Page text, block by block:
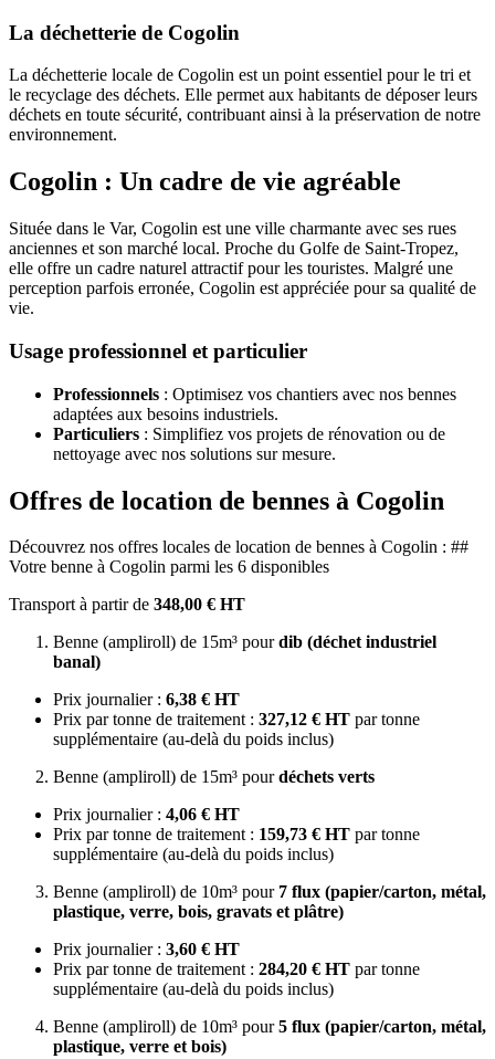
La déchetterie de Cogolin
La déchetterie locale de Cogolin est un point essentiel pour le tri et
le recyclage des déchets. Elle permet aux habitants de déposer leurs
déchets en toute sécurité, contribuant ainsi à la préservation de notre
environnement.
Cogolin : Un cadre de vie agréable
Située dans le Var, Cogolin est une ville charmante avec ses rues
anciennes et son marché local. Proche du Golfe de Saint-Tropez,
elle offre un cadre naturel attractif pour les touristes. Malgré une
perception parfois erronée, Cogolin est appréciée pour sa qualité de
vie.
Usage professionnel et particulier
Professionnels : Optimisez vos chantiers avec nos bennes
adaptées aux besoins industriels.
Particuliers : Simplifiez vos projets de rénovation ou de
nettoyage avec nos solutions sur mesure.
Offres de location de bennes à Cogolin
Découvrez nos offres locales de location de bennes à Cogolin : ##
Votre benne à Cogolin parmi les 6 disponibles
Transport à partir de 348,00 € HT
Benne (ampliroll) de 15m³ pourdib (déchet industriel
banal)
Prix journalier : 6,38 € HT
Prix par tonne de traitement : 327,12 € HT par tonne
supplémentaire (au-delà du poids inclus)
Benne (ampliroll) de 15m³ pourdéchets verts
Prix journalier : 4,06 € HT
Prix par tonne de traitement : 159,73 € HT par tonne
supplémentaire (au-delà du poids inclus)
Benne (ampliroll) de 10m³ pour 7 flux (papier/carton, métal,
plastique, verre, bois, gravats et plâtre)
Prix journalier : 3,60 € HT
Prix par tonne de traitement : 284,20 € HT par tonne
supplémentaire (au-delà du poids inclus)
Benne (ampliroll) de 10m³ pour5 flux (papier/carton, métal,
plastique, verre et bois)